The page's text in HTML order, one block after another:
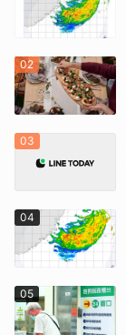
02
03
04
05